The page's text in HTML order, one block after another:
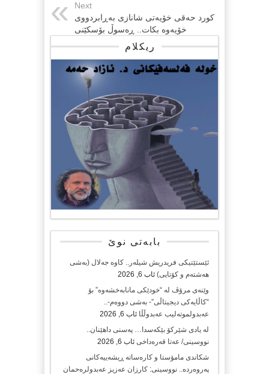
Next
كورد حه‌قی خۆیه‌تی شانازی به‌ڕابردووی
خۆیه‌وه‌ بكات.. ڕه‌سوڵ بۆسكێنی
ریکلام
بابەتی نوێ
ئێستێتیکی فریدریش شیلەر.. کاوە جەلال (بەشی
هەشتەم و کۆتایی) ئاب 6, 2026
وێنەی مرۆڤ لە “خودێکی مانابەخشەوە” بۆ
“کاڵایەکی دیجیتاڵی”- بەشی دووەم-..
عەبدولموتەلیب عەبدوڵڵا ئاب 6, 2026
لە یادی شێرکۆ بێکەسدا… پەسنی داهێنان..
نووسینی/ عەتا قەرەداخی ئاب 6, 2026
شکاندی مامۆستا و کارەساتە ڕیشەییەکانی
پەروەردە.. نووسینی: کارزان عەزیز عەبدولرەحمان